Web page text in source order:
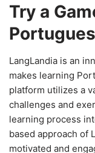
Try a
LangLandia is an
makes learning
platform utilizes a
challenges and
learning process
based approach of
motivated and